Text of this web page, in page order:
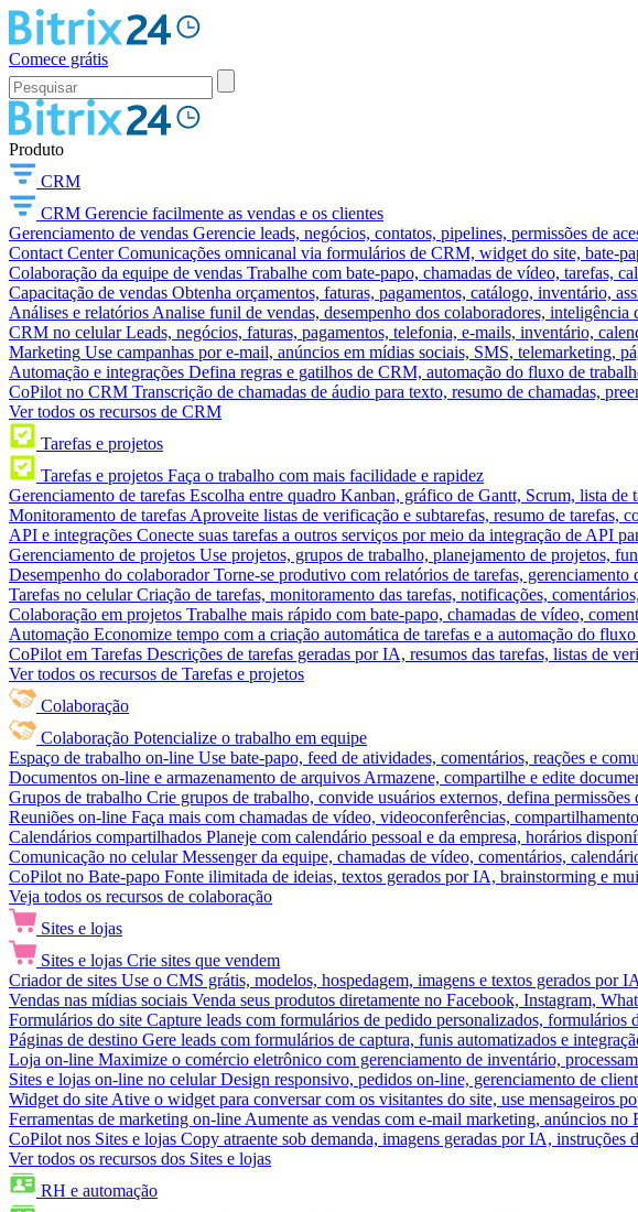
Comece grátis
Produto
CRM
CRM Gerencie facilmente as vendas e os clientes
Gerenciamento de vendas Gerencie leads, negócios, contatos, pipelines, permissões de
Contact Center Comunicações omnicanal via formulários de CRM, widget do site, bate-
Colaboração da equipe de vendas Trabalhe com bate-papo, chamadas de vídeo, tarefas,
Capacitação de vendas Obtenha orçamentos, faturas, pagamentos, catálogo, inventário,
Análises e relatórios Analise funil de vendas, desempenho dos colaboradores, inteligência
CRM no celular Leads, negócios, faturas, pagamentos, telefonia, e-mails, inventário,
Marketing Use campanhas por e-mail, anúncios em mídias sociais, SMS, telemarketing,
Automação e integrações Defina regras e gatilhos de CRM, automação do fluxo de
CoPilot no CRM Transcrição de chamadas de áudio para texto, resumo de chamadas,
Ver todos os recursos de CRM
Tarefas e projetos
Tarefas e projetos Faça o trabalho com mais facilidade e rapidez
Gerenciamento de tarefas Escolha entre quadro Kanban, gráfico de Gantt, Scrum, lista de
Monitoramento de tarefas Aproveite listas de verificação e subtarefas, resumo de tarefas,
API e integrações Conecte suas tarefas a outros serviços por meio da integração de API
Gerenciamento de projetos Use projetos, grupos de trabalho, planejamento de projetos,
Desempenho do colaborador Torne-se produtivo com relatórios de tarefas,
Tarefas no celular Criação de tarefas, monitoramento das tarefas, notificações,
Colaboração em projetos Trabalhe mais rápido com bate-papo, chamadas de vídeo,
Automação Economize tempo com a criação automática de tarefas e a automação do
CoPilot em Tarefas Descrições de tarefas geradas por IA, resumos das tarefas, listas de
Ver todos os recursos de Tarefas e projetos
Colaboração
Colaboração Potencialize o trabalho em equipe
Espaço de trabalho on-line Use bate-papo, feed de atividades, comentários, reações e
Documentos on-line e armazenamento de arquivos Armazene, compartilhe e edite
Grupos de trabalho Crie grupos de trabalho, convide usuários externos, defina permissões
Reuniões on-line Faça mais com chamadas de vídeo, videoconferências,
Calendários compartilhados Planeje com calendário pessoal e da empresa, horários
Comunicação no celular Messenger da equipe, chamadas de vídeo, comentários,
CoPilot no Bate-papo Fonte ilimitada de ideias, textos gerados por IA, brainstorming e
Veja todos os recursos de colaboração
Sites e lojas
Sites e lojas Crie sites que vendem
Criador de sites Use o CMS grátis, modelos, hospedagem, imagens e textos gerados por
Vendas nas mídias sociais Venda seus produtos diretamente no Facebook, Instagram,
Formulários do site Capture leads com formulários de pedido personalizados,
Páginas de destino Gere leads com formulários de captura, funis automatizados e
Loja on-line Maximize o comércio eletrônico com gerenciamento de inventário,
Sites e lojas on-line no celular Design responsivo, pedidos on-line, gerenciamento de
Widget do site Ative o widget para conversar com os visitantes do site, use mensageiros
Ferramentas de marketing on-line Aumente as vendas com e-mail marketing, anúncios
CoPilot nos Sites e lojas Copy atraente sob demanda, imagens geradas por IA, instruções
Ver todos os recursos dos Sites e lojas
RH e automação